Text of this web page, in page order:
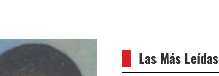
Las Más Leídas